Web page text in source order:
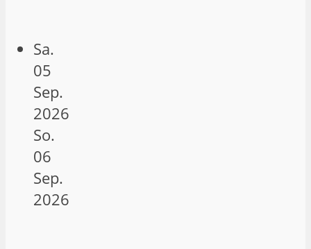
Sa.
05
Sep.
2026
So.
06
Sep.
2026